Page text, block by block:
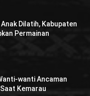
Dilatih, Kabupaten
Permainan
wanti Ancaman
Saat Kemarau